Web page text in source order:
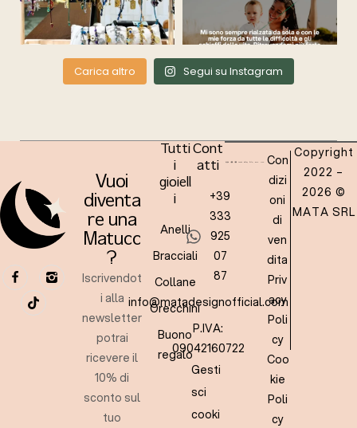
Carica altro Segui su Instagram
Vuoi
diventa
re una
Matucc
?
Iscrivendot
i alla
newsletter
potrai
ricevere il
10% di
sconto sul
tuo
Tutti
i
gioiell
i
Anelli
Bracciali
Collane
Orecchini
Buono
regalo
Cont
atti
+39
333
925
07
87
info@matadesignofficial.com
P.IVA:
09042160722
Gesti
sci
cooki
Con
dizi
oni
di
ven
dita
Priv
acy
Poli
cy
Coo
kie
Poli
cy
Copyright
2022 –
2026 ©
MATA SRL